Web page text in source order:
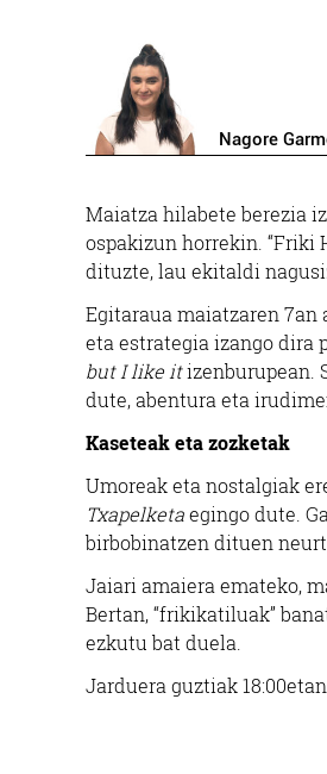
Nagore
Maiatza hilabete berezia
ospakizun horrekin. “Friki
dituzte, lau ekitaldi
Egitaraua maiatzaren 7an
eta estrategia izango dira
but I like itizenburupean.
dute, abentura eta
Kaseteak eta zozketak
Umoreak eta nostalgiak
Txapelketaegingo dute.
birbobinatzen dituen
Jaiari amaiera emateko,
Bertan, “frikikatiluak”
ezkutu bat duela.
Jarduera guztiak